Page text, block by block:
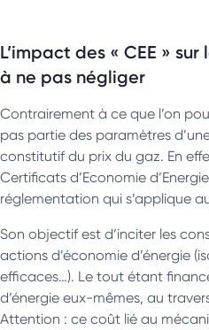
L’impact des « CEE »
à ne pas négliger
Contrairement à ce que l’on
pas partie des paramètres
constitutif du prix du gaz. En
Certificats d’Economie
réglementation qui s’applique
Son objectif est d’inciter les
actions d’économie d’énergie
efficaces…). Le tout étant
d’énergie eux-mêmes, au
Attention : ce coût lié au